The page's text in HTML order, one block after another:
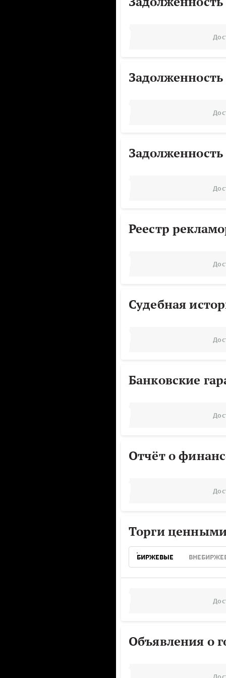
Реестр
Судебная
Банковские
Отчёт о
Торги
БИРЖЕВЫЕ
Объявления о